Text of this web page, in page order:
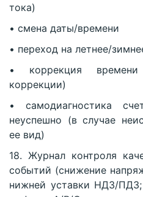
тока)
• смена даты/времени
• переход на летнее/
• коррекция
коррекции)
• самодиагностика
неуспешно (в случае
ее вид)
18. Журнал контроля
событий (снижение
нижней уставки НДЗ/